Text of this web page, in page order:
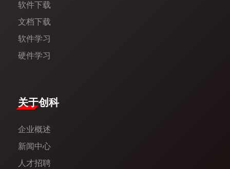
软件下载
文档下载
软件学习
硬件学习
​关于创科​
企业概述
新闻中心​
人才招聘